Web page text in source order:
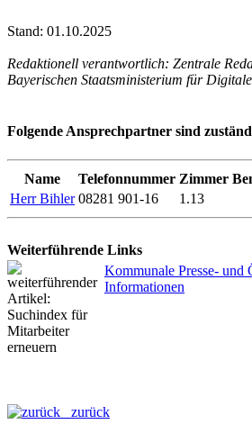
Stand: 01.10.2025
Redaktionell verantwortlich: Zentrale
Bayerischen Staatsministerium für
Folgende Ansprechpartner sind
Name Telefonnummer Zimmer
Herr Bihler 08281 901-16 1.13
Weiterführende Links
Kommunale Presse- und
Informationen
zurück